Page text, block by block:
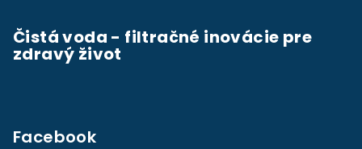
Čistá voda - filtračné inovácie pre
zdravý život
Facebook